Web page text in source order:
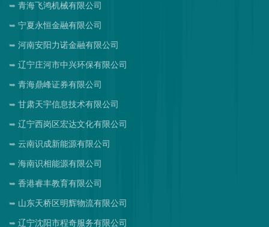
青海飞鸿机械有限公司
宁夏永恒金融有限公司
河南安阳力诺金融有限公司
辽宁庄河市中兴环保有限公司
青海鼎峰证券有限公司
甘肃天宇信息技术有限公司
辽宁西岗区宏达文化有限公司
云南识成新能源有限公司
海南识相能源有限公司
香港睿丰教育有限公司
山东天桥区明辉物流有限公司
辽宁沈阳市程奇服务有限公司